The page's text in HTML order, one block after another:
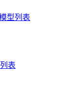
型列表
表